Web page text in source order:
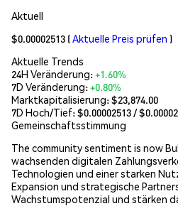
Aktuell
$0.00002513 (Aktuelle Preis prüfen )
Aktuelle Trends
24H Veränderung:+1.60%
7D Veränderung:+0.80%
Marktkapitalisierung:$23,874.00
7D Hoch/Tief: $0.00002513/ $
Gemeinschaftsstimmung
The community sentiment is now
wachsenden digitalen
Technologien und einer starken
Expansion und strategische
Wachstumspotenzial und stärken